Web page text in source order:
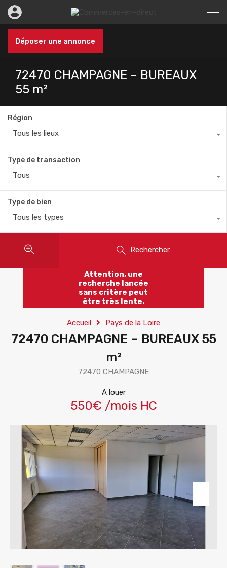
Déposer une annonce
72470 CHAMPAGNE – BUREAUX
55 m²
Région
Tous les lieux
Type de transaction
Tous
Type de bien
Tous les types
Rechercher
Attention, une
recherche lancée
sans critère peut
être très lente.
Accueil Pays de la Loire
72470 CHAMPAGNE – BUREAUX 55
m²
72470 CHAMPAGNE
A louer
550€ /mois HC